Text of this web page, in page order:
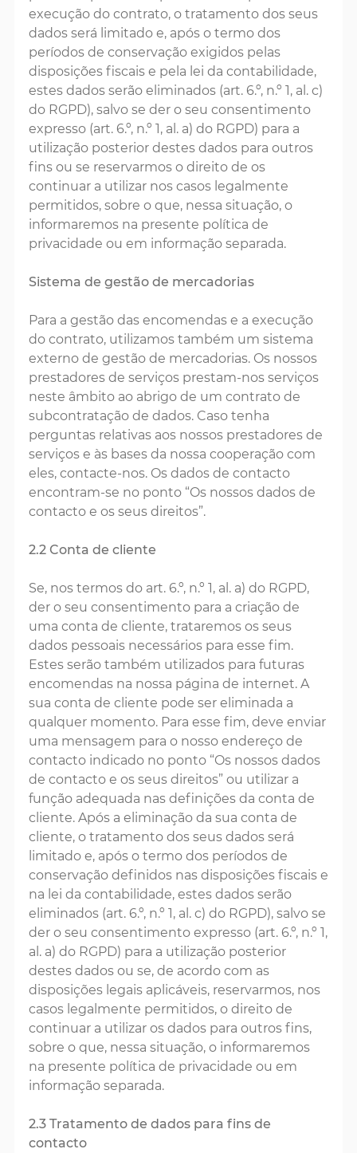
execução do contrato, o tratamento dos seus
dados será limitado e, após o termo dos
períodos de conservação exigidos pelas
disposições fiscais e pela lei da contabilidade,
estes dados serão eliminados (art. 6.º, n.º 1, al. c)
do RGPD), salvo se der o seu consentimento
expresso (art. 6.º, n.º 1, al. a) do RGPD) para a
utilização posterior destes dados para outros
fins ou se reservarmos o direito de os
continuar a utilizar nos casos legalmente
permitidos, sobre o que, nessa situação, o
informaremos na presente política de
privacidade ou em informação separada.
Sistema de gestão de mercadorias
Para a gestão das encomendas e a execução
do contrato, utilizamos também um sistema
externo de gestão de mercadorias. Os nossos
prestadores de serviços prestam-nos serviços
neste âmbito ao abrigo de um contrato de
subcontratação de dados. Caso tenha
perguntas relativas aos nossos prestadores de
serviços e às bases da nossa cooperação com
eles, contacte-nos. Os dados de contacto
encontram-se no ponto “Os nossos dados de
contacto e os seus direitos”.
2.2 Conta de cliente
Se, nos termos do art. 6.º, n.º 1, al. a) do RGPD,
der o seu consentimento para a criação de
uma conta de cliente, trataremos os seus
dados pessoais necessários para esse fim.
Estes serão também utilizados para futuras
encomendas na nossa página de internet. A
sua conta de cliente pode ser eliminada a
qualquer momento. Para esse fim, deve enviar
uma mensagem para o nosso endereço de
contacto indicado no ponto “Os nossos dados
de contacto e os seus direitos” ou utilizar a
função adequada nas definições da conta de
cliente. Após a eliminação da sua conta de
cliente, o tratamento dos seus dados será
limitado e, após o termo dos períodos de
conservação definidos nas disposições fiscais e
na lei da contabilidade, estes dados serão
eliminados (art. 6.º, n.º 1, al. c) do RGPD), salvo se
der o seu consentimento expresso (art. 6.º, n.º 1,
al. a) do RGPD) para a utilização posterior
destes dados ou se, de acordo com as
disposições legais aplicáveis, reservarmos, nos
casos legalmente permitidos, o direito de
continuar a utilizar os dados para outros fins,
sobre o que, nessa situação, o informaremos
na presente política de privacidade ou em
informação separada.
2.3 Tratamento de dados para fins de
contacto